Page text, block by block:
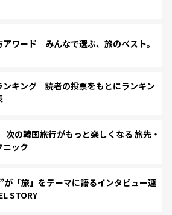
アワード みんなで選ぶ、旅のベスト。
ンキング 読者の投票をもとにランキン
の韓国旅行がもっと楽しくなる 旅先・
ニック
が「旅」をテーマに語るインタビュー連
STORY